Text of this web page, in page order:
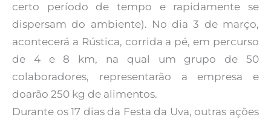
certo período de tempo e rapidamente se
dispersam do ambiente). No dia 3 de março,
acontecerá a Rústica, corrida a pé, em percurso
de 4 e 8 km, na qual um grupo de 50
colaboradores, representarão a empresa e
doarão 250 kg de alimentos.
Durante os 17 dias da Festa da Uva, outras ações